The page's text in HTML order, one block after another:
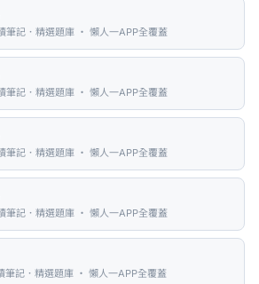
筆記．精選題庫 ・ 懶人一APP全覆蓋
筆記．精選題庫 ・ 懶人一APP全覆蓋
筆記．精選題庫 ・ 懶人一APP全覆蓋
筆記．精選題庫 ・ 懶人一APP全覆蓋
筆記．精選題庫 ・ 懶人一APP全覆蓋